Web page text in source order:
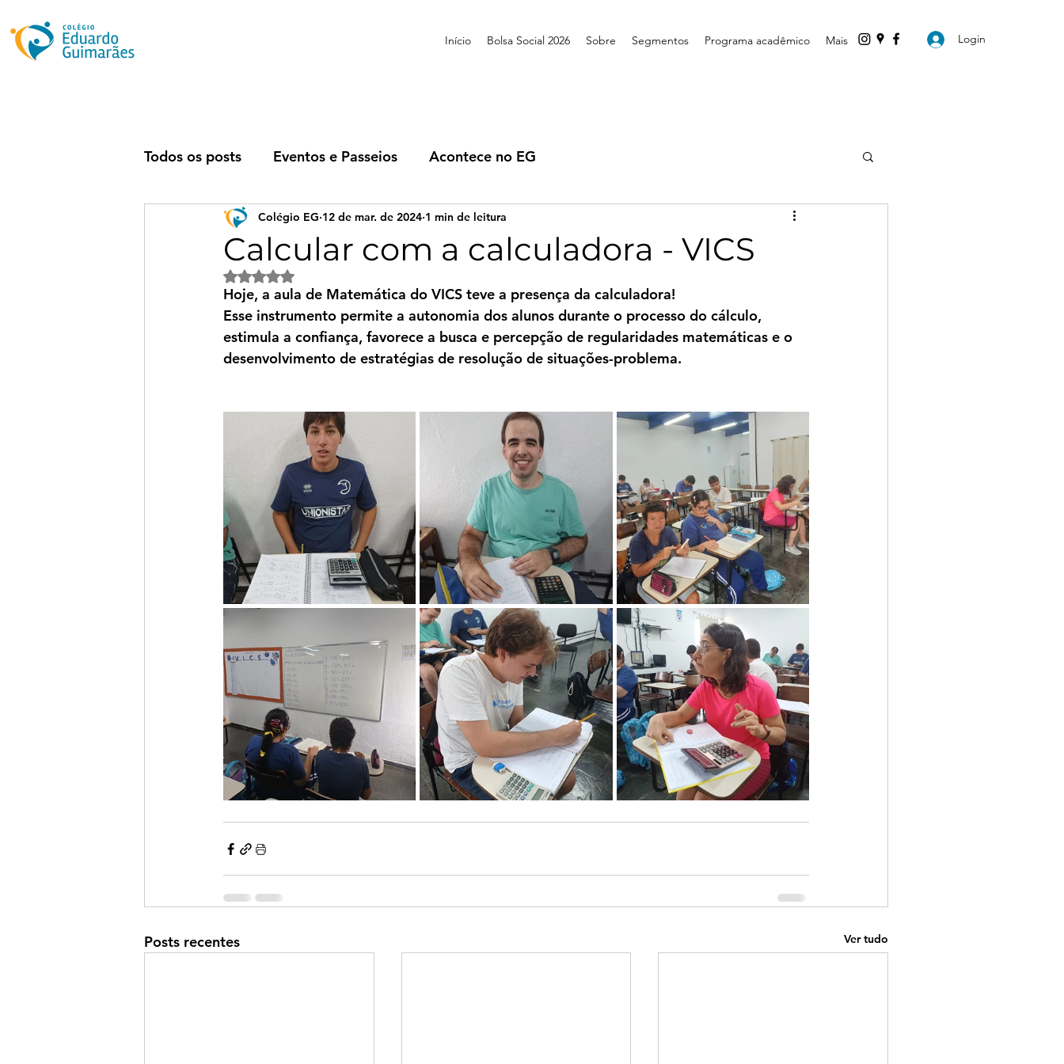
Início Bolsa Social 2026 Sobre Segmentos Programa acadêmico Mais Login
Todos os posts Eventos e Passeios Acontece no EG
Calcular com a calculadora - VICS
Colégio EG 12 de mar. de 2024 1 min de leitura
Avaliado com NaN de 5 estrelas.
Hoje, a aula de Matemática do VICS teve a presença da calculadora!
Esse instrumento permite a autonomia dos alunos durante o processo do cálculo,
estimula a confiança, favorece a busca e percepção de regularidades matemáticas e o
desenvolvimento de estratégias de resolução de situações-problema.
Posts recentes Ver tudo